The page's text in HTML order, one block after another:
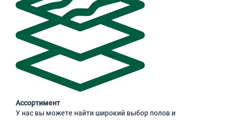
Ассортимент
У нас вы можете найти широкий выбор полов и